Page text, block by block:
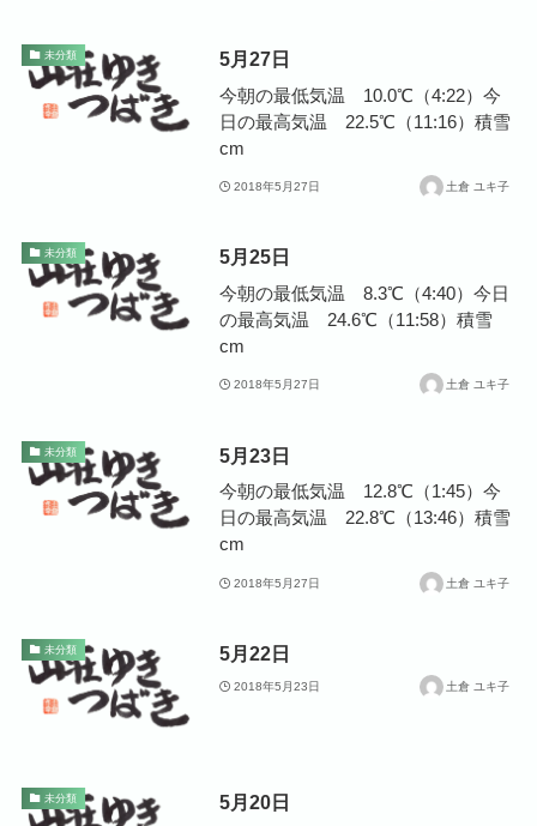
未分類 5月27日
今朝の最低気温 10.0℃（4:22）今
日の最高気温 22.5℃（11:16）積雪
cm
2018年5月27日 土倉 ユキ子
未分類 5月25日
今朝の最低気温 8.3℃（4:40）今日
の最高気温 24.6℃（11:58）積雪
cm
2018年5月27日 土倉 ユキ子
未分類 5月23日
今朝の最低気温 12.8℃（1:45）今
日の最高気温 22.8℃（13:46）積雪
cm
2018年5月27日 土倉 ユキ子
未分類 5月22日
2018年5月23日 土倉 ユキ子
未分類 5月20日